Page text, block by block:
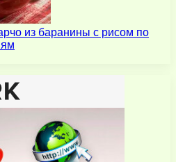
из баранины с рисом по